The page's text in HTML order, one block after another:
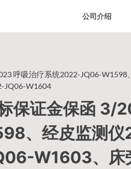
公司介绍
呼吸治疗系统2022-JQ06-
JQ06-W1604
保证金保函 3/
、经皮监测
W1603、床